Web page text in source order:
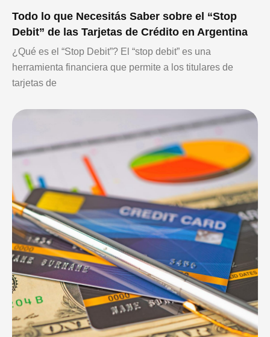
Todo lo que Necesitás Saber sobre el “Stop
Debit” de las Tarjetas de Crédito en Argentina
¿Qué es el “Stop Debit”? El “stop debit” es una
herramienta financiera que permite a los titulares de
tarjetas de